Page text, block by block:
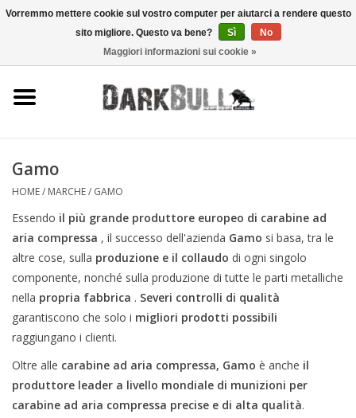
0 Articoli - €0,00
tiro
all'aperto
Ottica e laser
Marche
Gamo
HOME/ MARCHE/ GAMO
Essendo il più grande produttore europeo di carabine ad
aria compressa , il successo dell'azienda Gamo si basa, tra le
altre cose, sulla produzione e il collaudo di ogni singolo
componente, nonché sulla produzione di tutte le parti metalliche
nella propria fabbrica . Severi controlli di qualità
garantiscono che solo i migliori prodotti possibili
raggiungano i clienti.
Oltre alle carabine ad aria compressa, Gamo è anche il
produttore leader a livello mondiale di munizioni per
carabine ad aria compressa precise e di alta qualità.
Vorremmo mettere cookie sul vostro computer per aiutarci a rendere questo
sito migliore. Questo va bene?
Sì
No
Maggiori informazioni sui cookie »